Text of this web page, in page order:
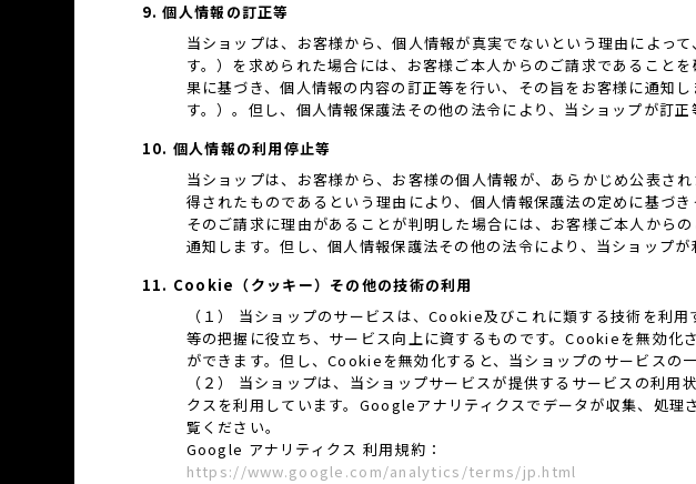
9. 個人情報の訂正等
当ショップは、お客様から、個人情報が真実でないという理由によっ
す。）を求められた場合には、お客様ご本人からのご請求であること
果に基づき、個人情報の内容の訂正等を行い、その旨をお客様に通知
す。）。但し、個人情報保護法その他の法令により、当ショップが訂
10. 個人情報の利用停止等
当ショップは、お客様から、お客様の個人情報が、あらかじめ公表さ
得されたものであるという理由により、個人情報保護法の定めに基づ
そのご請求に理由があることが判明した場合には、お客様ご本人から
通知します。但し、個人情報保護法その他の法令により、当ショップ
11. Cookie（クッキー）その他の技術の利用
（１） 当ショップのサービスは、Cookie及びこれに類する技術を利
等の把握に役立ち、サービス向上に資するものです。Cookieを無効
ができます。但し、Cookieを無効化すると、当ショップのサービスの
（２） 当ショップは、当ショップサービスが提供するサービスの利
クスを利用しています。Googleアナリティクスでデータが収集、処
覧ください。
Google アナリティクス 利用規約：
https://www.google.com/analytics/terms/jp.html